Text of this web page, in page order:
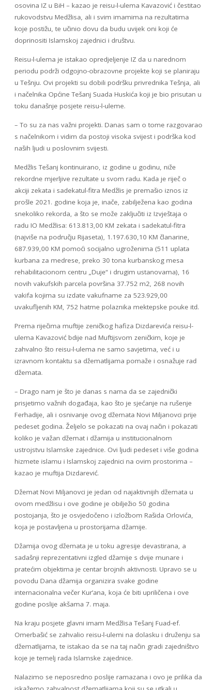
osovina IZ u BiH – kazao je reisu-l-ulema Kavazović i čestitao
rukovodstvu Medžlisa, ali i svim imamima na rezultatima
koje postižu, te učinio dovu da budu uvijek oni koji će
doprinositi Islamskoj zajednici i društvu.
Reisu-l-ulema je istakao opredjeljenje IZ da u narednom
periodu podrži odgojno-obrazovne projekte koji se planiraju
u Tešnju. Ovi projekti su dobili podršku privrednika Tešnja, ali
i načelnika Općine Tešanj Suada Huskića koji je bio prisutan u
toku današnje posjete reisu-l-uleme.
– To su za nas važni projekti. Danas sam o tome razgovarao
s načelnikom i vidim da postoji visoka svijest i podrška kod
naših ljudi u poslovnim svijesti.
Medžlis Tešanj kontinuirano, iz godine u godinu, niže
rekordne mjerljive rezultate u svom radu. Kada je riječ o
akciji zekata i sadekatul-fitra Medžlis je premašio iznos iz
prošle 2021. godine koja je, inače, zabilježena kao godina
snekoliko rekorda, a što se može zaključiti iz Izvještaja o
radu IO Medžlisa: 613.813,00 KM zekata i sadekatul-fitra
(najviše na području Rijaseta), 1.197.630,10 KM članarine,
687.939,00 KM pomoći socijalno ugroženima (511 uplata
kurbana za medrese, preko 30 tona kurbanskog mesa
rehabilitacionom centru „Duje“ i drugim ustanovama), 16
novih vakufskih parcela površina 37.752 m2, 268 novih
vakifa kojima su izdate vakufname za 523.929,00
uvakufljenih KM, 752 hatme polaznika mektepske pouke itd.
Prema riječima muftije zeničkog hafiza Dizdarevića reisu-l-
ulema Kavazović bdije nad Muftijsvom zeničkim, koje je
zahvalno što reisu-l-ulema ne samo savjetima, već i u
izravnom kontaktu sa džematlijama pomaže i osnažuje rad
džemata.
– Drago nam je što je danas s nama da se zajednički
prisjetimo važnih događaja, kao što je sjećanje na rušenje
Ferhadije, ali i osnivanje ovog džemata Novi Miljanovci prije
pedeset godina. Željelo se pokazati na ovaj način i pokazati
koliko je važan džemat i džamija u institucionalnom
ustrojstvu Islamske zajednice. Ovi ljudi pedeset i više godina
hizmete islamu i Islamskoj zajednici na ovim prostorima –
kazao je muftija Dizdarević.
Džemat Novi Miljanovci je jedan od najaktivnijih džemata u
ovom medžlisu i ove godine je obilježio 50 godina
postojanja, što je osvjedočeno i izložbom Rašida Orlovića,
koja je postavljena u prostorijama džamije.
Džamija ovog džemata je u toku agresije devastirana, a
sadašnji reprezentativni izgled džamije s dvije munare i
pratećim objektima je centar brojnih aktivnosti. Upravo se u
povodu Dana džamija organizira svake godine
internacionalna večer Kur’ana, koja će biti upriličena i ove
godine poslije akšama 7. maja.
Na kraju posjete glavni imam Medžlisa Tešanj Fuad-ef.
Omerbašić se zahvalio reisu-l-ulemi na dolasku i druženju sa
džematlijama, te istakao da se na taj način gradi zajedništvo
koje je temelj rada Islamske zajednice.
Nalazimo se neposredno poslije ramazana i ovo je prilika da